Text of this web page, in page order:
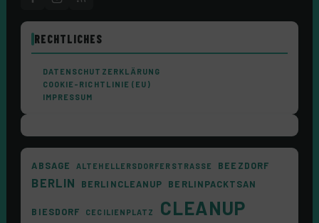
RECHTLICHES
DATENSCHUTZERKLÄRUNG
COOKIE-RICHTLINIE (EU)
IMPRESSUM
ABSAGE ALTEHELLERSDORFERSTRASSE BEEZDORF
BERLIN BERLINCLEANUP BERLINPACKTSAN
BIESDORF CECILIENPLATZ CLEANUP